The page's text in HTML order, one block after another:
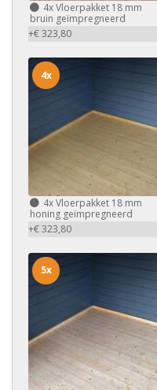
4xVloerpakket 18 mm
bruin geïmpregneerd
+€ 323,80
4xVloerpakket 18 mm
honing geïmpregneerd
+€ 323,80
4x
5x